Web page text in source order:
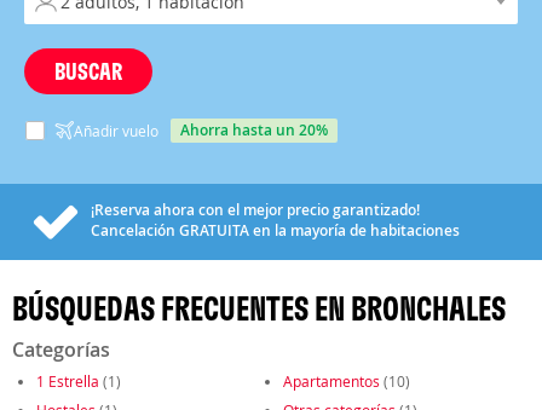
BUSCAR
Añadir vuelo ahorra hasta un 20%
¡Reserva ahora con el mejor precio garantizado!
Cancelación GRATUITAen la mayoría de habitaciones
BÚSQUEDAS FRECUENTES EN BRONCHALES
Categorías
1 Estrella (1) Apartamentos (10)